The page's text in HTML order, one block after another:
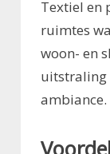
Textiel en
ruimtes
woon- en
uitstraling
ambiance.